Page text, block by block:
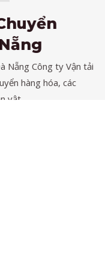
Công ty Vận tải
hóa, các